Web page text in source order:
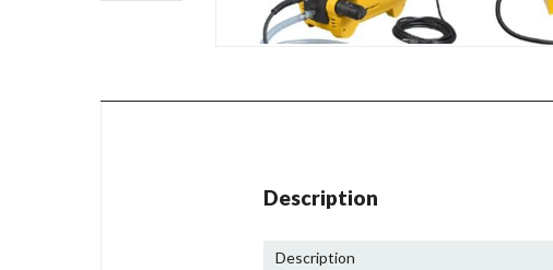
Description
Description